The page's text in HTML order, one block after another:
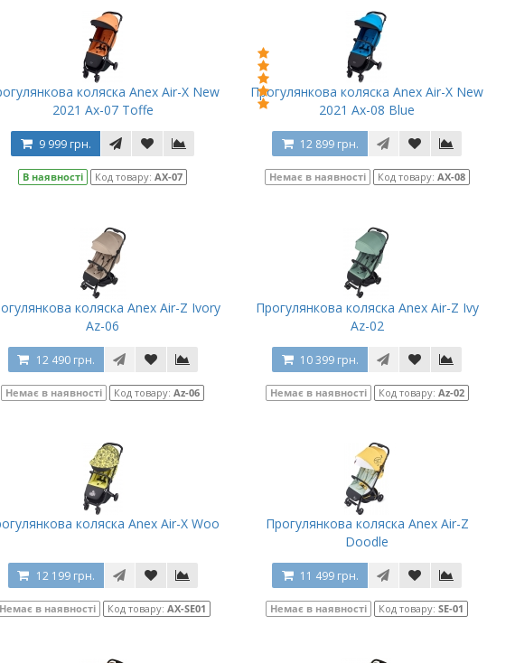
коляска Anex Air-X New
2021 Ax-07 Toffe
9 999 грн.
В наявності Код товару:AX-07
Прогулянкова коляска Anex Air-X New
2021 Ax-08 Blue
12 899 грн.
Немає в наявності Код товару: AX-08
коляска Anex Air-Z Ivory
Az-06
12 490 грн.
Немає в наявності Код товару:Az-06
Прогулянкова коляска Anex Air-Z Ivy
Az-02
10 399 грн.
Немає в наявності Код товару: Az-02
коляска Anex Air-X Woo
12 199 грн.
Немає в наявності Код товару:AX-SE01
Прогулянкова коляска Anex Air-Z
Doodle
11 499 грн.
Немає в наявності Код товару:SE-01